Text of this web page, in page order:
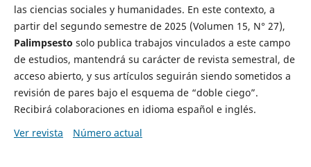
las ciencias sociales y humanidades. En este contexto, a
partir del segundo semestre de 2025 (Volumen 15, N° 27),
Palimpsesto solo publica trabajos vinculados a este campo
de estudios, mantendrá su carácter de revista semestral, de
acceso abierto, y sus artículos seguirán siendo sometidos a
revisión de pares bajo el esquema de “doble ciego”.
Recibirá colaboraciones en idioma español e inglés.
Ver revista
Número actual